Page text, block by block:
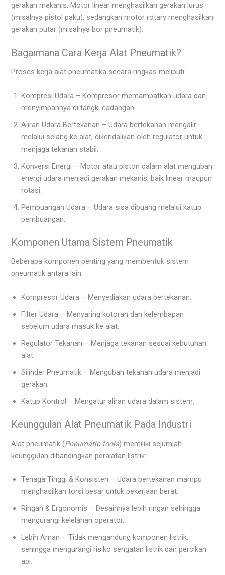
gerakan mekanis. Motor linear menghasilkan gerakan lurus
(misalnya pistol paku), sedangkan motor rotary menghasilkan
gerakan putar (misalnya bor pneumatik).
Bagaimana Cara Kerja Alat Pneumatik?
Proses kerja alat pneumatika secara ringkas meliputi:
Kompresi Udara – Kompresor memampatkan udara dan
menyimpannya di tangki cadangan.
Aliran Udara Bertekanan – Udara bertekanan mengalir
melalui selang ke alat, dikendalikan oleh regulator untuk
menjaga tekanan stabil.
Konversi Energi – Motor atau piston dalam alat mengubah
energi udara menjadi gerakan mekanis, baik linear maupun
rotasi.
Pembuangan Udara – Udara sisa dibuang melalui katup
pembuangan.
Komponen Utama Sistem Pneumatik
Beberapa komponen penting yang membentuk sistem
pneumatik antara lain:
Kompresor Udara – Menyediakan udara bertekanan.
Filter Udara – Menyaring kotoran dan kelembapan
sebelum udara masuk ke alat.
Regulator Tekanan – Menjaga tekanan sesuai kebutuhan
alat.
Silinder Pneumatik – Mengubah tekanan udara menjadi
gerakan.
Katup Kontrol – Mengatur aliran udara dalam sistem.
Keunggulan Alat Pneumatik Pada Industri
Alat pneumatik (Pneumatic tools) memiliki sejumlah
keunggulan dibandingkan peralatan listrik:
Tenaga Tinggi & Konsisten – Udara bertekanan mampu
menghasilkan torsi besar untuk pekerjaan berat.
Ringan & Ergonomis – Desainnya lebih ringan sehingga
mengurangi kelelahan operator.
Lebih Aman – Tidak mengandung komponen listrik,
sehingga mengurangi risiko sengatan listrik dan percikan
api.